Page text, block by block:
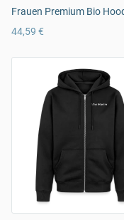
Frauen Premium Bio
44,59 €